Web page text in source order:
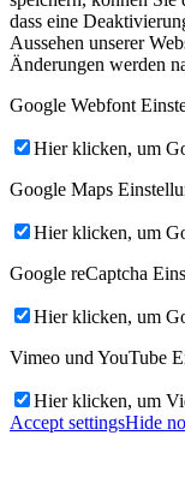
dass eine
Aussehen unserer
Änderungen werden
Google Webfont
Hier klicken, um
Google Maps
Hier klicken, um
Google reCaptcha
Hier klicken, um
Vimeo und YouTube
Hier klicken, um
Accept settingsHide